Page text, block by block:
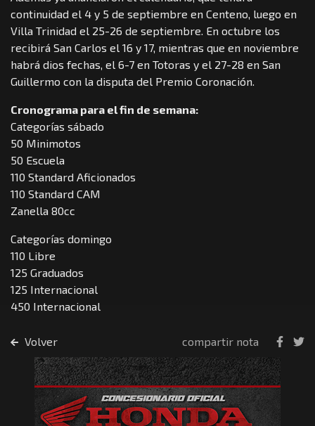
continuidad el 4 y 5 de septiembre en Centeno, luego en
Villa Trinidad el 25-26 de septiembre. En octubre los
recibirá San Carlos el 16 y 17, mientras que en noviembre
habrá dios fechas, el 6-7 en Totoras y el 27-28 en San
Guillermo con la disputa del Premio Coronación.
Cronograma para el fin de semana:
Categorías sábado
50 Minimotos
50 Escuela
110 Standard Aficionados
110 Standard CAM
Zanella 80cc
Categorías domingo
110 Libre
125 Graduados
125 Internacional
450 Internacional
Volver compartir nota